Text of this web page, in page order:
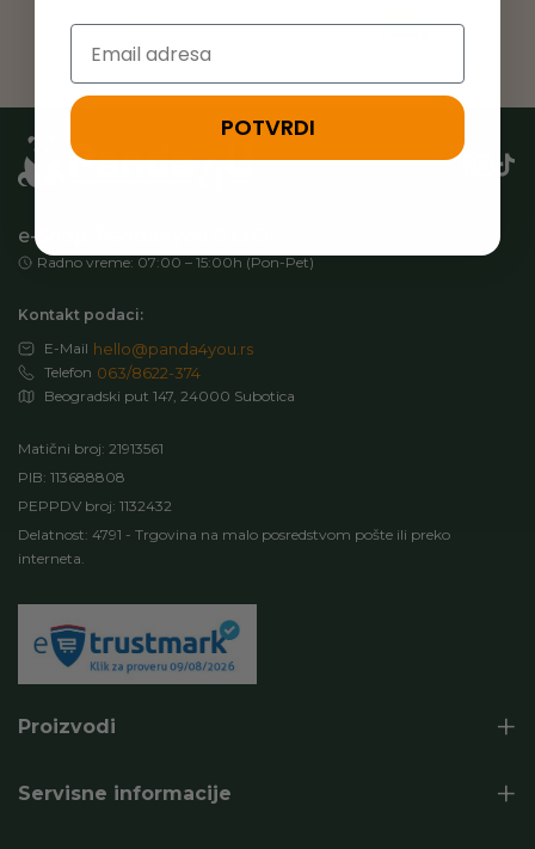
e-Shop: Panda4you D.O.O.
Radno vreme: 07:00 – 15:00h (Pon-Pet)
Kontakt podaci:
E-Mail hello@panda4you.rs
Telefon 063/8622-374
Beogradski put 147, 24000 Subotica
Matični broj: 21913561
PIB: 113688808
PEPPDV broj: 1132432
Delatnost: 4791 - Trgovina na malo posredstvom pošte ili preko
interneta.
Proizvodi
Servisne informacije
Email
POTVRDI